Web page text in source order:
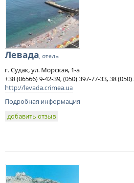
Левада, отель
г. Судак, ул. Морская, 1-а
+38 (06566) 9-42-39, (050) 397-77-33, 38 (050)
http://levada.crimea.ua
Подробная информация
добавить отзыв